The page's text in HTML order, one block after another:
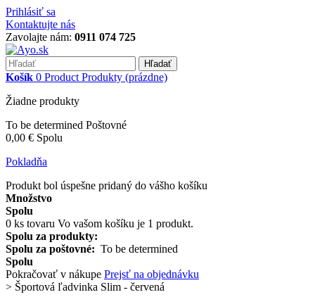
Prihlásiť sa
Kontaktujte nás
Zavolajte nám: 0911 074 725
Hľadať
Košík 0 Product Produkty (prázdne)
Žiadne produkty
To be determined Poštovné
0,00 € Spolu
Pokladňa
Produkt bol úspešne pridaný do vášho košíku
Množstvo
Spolu
0 ks tovaru Vo vašom košíku je 1 produkt.
Spolu za produkty:
Spolu za poštovné: To be determined
Spolu
Pokračovať v nákupe Prejsť na objednávku
> Športová ľadvinka Slim - červená